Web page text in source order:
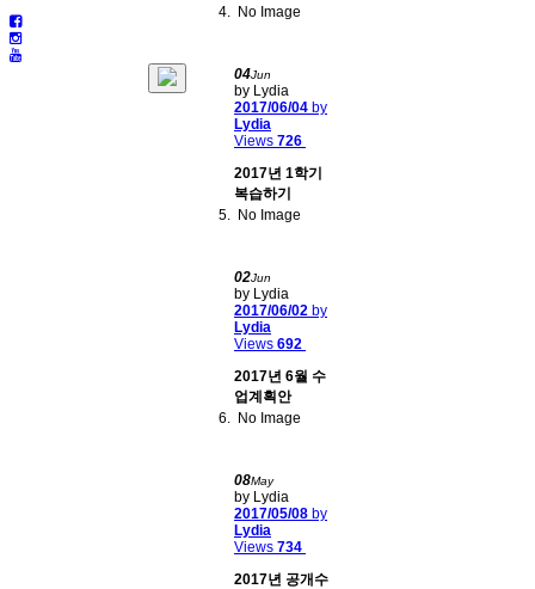
No Image
04Jun
by Lydia
2017/06/04 by
Lydia
Views 726
2017년 1학기
복습하기
No Image
02Jun
by Lydia
2017/06/02 by
Lydia
Views 692
2017년 6월 수
업계획안
No Image
08May
by Lydia
2017/05/08 by
Lydia
Views 734
2017년 공개수